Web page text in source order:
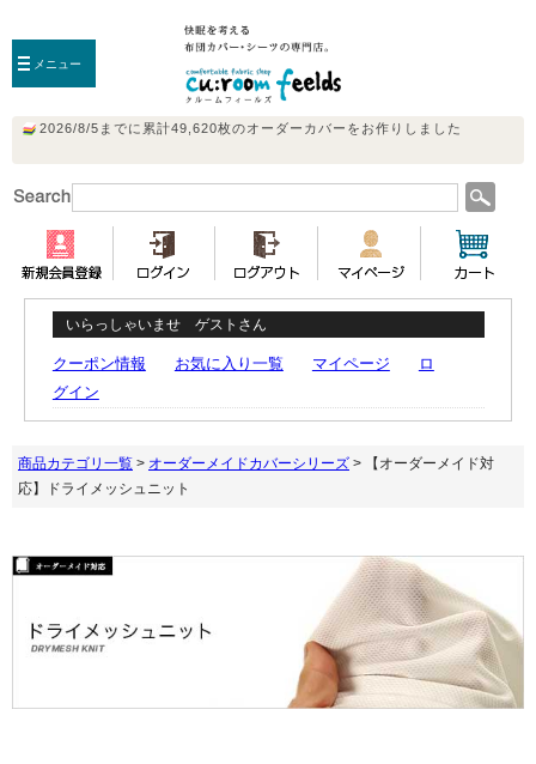
いらっしゃいませ ゲストさん
クーポン情報 お気に入り一覧 マイページ
ロ
グイン
商品カテゴリ一覧 > オーダーメイドカバーシリーズ > 【オーダーメイド対
応】ドライメッシュニット
メニュー